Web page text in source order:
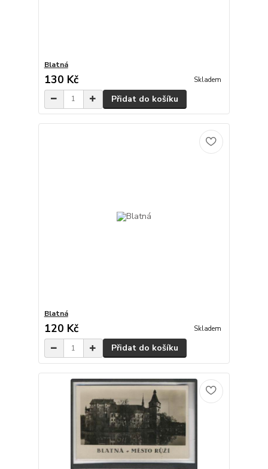
Blatná
130 Kč Skladem
Přidat do košíku
Blatná
120 Kč Skladem
Přidat do košíku